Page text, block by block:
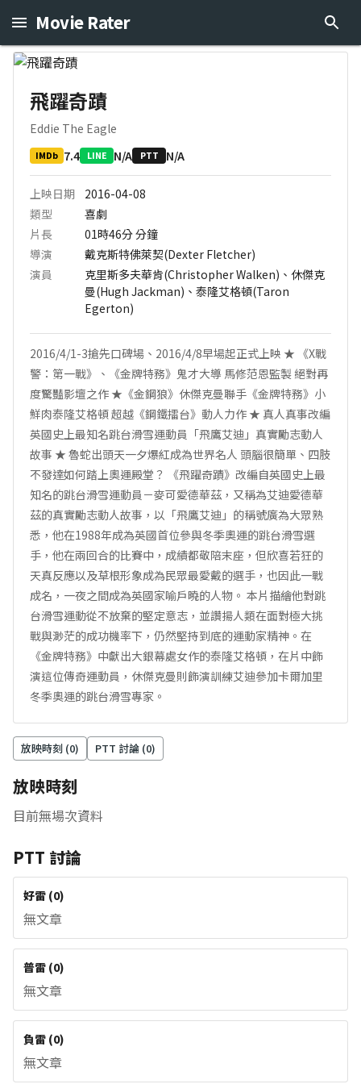
Movie Rater
飛躍奇蹟
Eddie The Eagle
IMDb 7.4 LINE N/A PTT N/A
上映日期
2016-04-08
類型
喜劇
片長
01時46分分鐘
導演
戴克斯特佛萊契(Dexter Fletcher)
演員
克里斯多夫華肯(Christopher Walken)、休傑克
曼(Hugh Jackman)、泰隆艾格頓(Taron
Egerton)
2016/4/1-3搶先口碑場、2016/4/8早場起正式上映 ★ 《X戰
警：第一戰》、《金牌特務》鬼才大導 馬修范恩監製 絕對再
度驚豔影壇之作 ★《金鋼狼》休傑克曼聯手《金牌特務》小
鮮肉泰隆艾格頓 超越《鋼鐵擂台》動人力作 ★ 真人真事改編
英國史上最知名跳台滑雪運動員「飛鷹艾迪」真實勵志動人
故事 ★ 魯蛇出頭天一夕爆紅成為世界名人 頭腦很簡單、四肢
不發達如何踏上奧運殿堂？ 《飛躍奇蹟》改編自英國史上最
知名的跳台滑雪運動員－麥可愛德華茲，又稱為艾迪愛德華
茲的真實勵志動人故事，以「飛鷹艾迪」的稱號廣為大眾熟
悉，他在1988年成為英國首位參與冬季奧運的跳台滑雪選
手，他在兩回合的比賽中，成績都敬陪末座，但欣喜若狂的
天真反應以及草根形象成為民眾最愛戴的選手，也因此一戰
成名，一夜之間成為英國家喻戶曉的人物。 本片描繪他對跳
台滑雪運動從不放棄的堅定意志，並讚揚人類在面對極大挑
戰與渺茫的成功機率下，仍然堅持到底的運動家精神。在
《金牌特務》中獻出大銀幕處女作的泰隆艾格頓，在片中飾
演這位傳奇運動員，休傑克曼則飾演訓練艾迪參加卡爾加里
冬季奧運的跳台滑雪專家。
放映時刻 (0) PTT 討論 (0)
放映時刻
目前無場次資料
PTT 討論
好雷 (0)
無文章
普雷 (0)
無文章
負雷 (0)
無文章